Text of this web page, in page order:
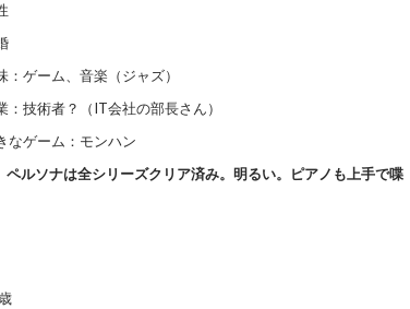
：ゲーム、音楽（ジャズ）
：技術者？（IT会社の部長さん）
なゲーム：モンハン
ルソナは全シリーズクリア済み。明るい。ピアノも上手で喋